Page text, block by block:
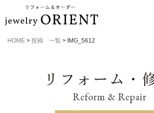
HOME > 投稿 一覧 > IMG_5612